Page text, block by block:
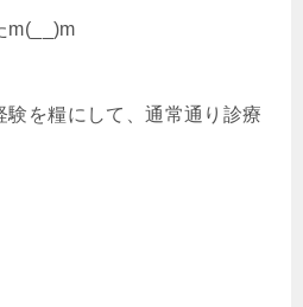
m(__)m
験を糧にして、通常通り診療